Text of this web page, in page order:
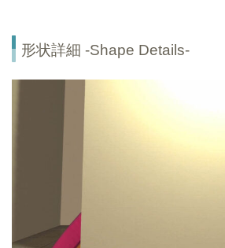
形状詳細 -Shape Details-